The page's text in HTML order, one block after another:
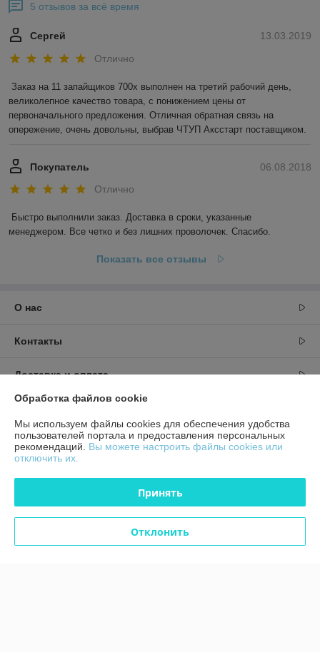
5 отзывов за всё время
13.03.2019
Сергей
Отлично
Заказ на 11 запайщиков 700х выполнен на третий рабочий день,
великолепное качество товара, с понижением цены от
первоначального предложения. Отличная обратная связь на
опережение, очень довольны, выбрав ЧТУП Аксстарт поставщиком.
06.08.2018
Покупатель
Отлично
Быстро выполнили заказ. Доставка в сроки, указанные
менеджером. Все четко и без лишних проволочек. Спасибо.
Показать все отзывы
О нас
Контакты
Доставка и оплата
Полная версия сайта
Сайт создан на платформе Deal.by
Обработка файлов cookie
Мы используем файлы cookies для обеспечения удобства
пользователей портала и предоставления персональных
рекомендаций. Вы можете настроить файлы cookies или
отключить их.
Принять
Отклонить